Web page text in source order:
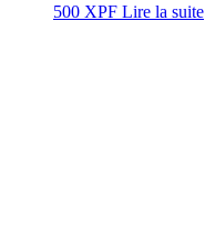
500 XPF Lire la suite